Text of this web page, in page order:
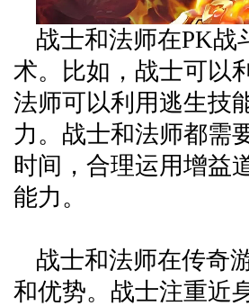
战士和法师在PK战
术。比如，战士可以
法师可以利用逃生技
力。战士和法师都需
时间，合理运用增益
能力。
战士和法师在传奇
和优势。战士注重近